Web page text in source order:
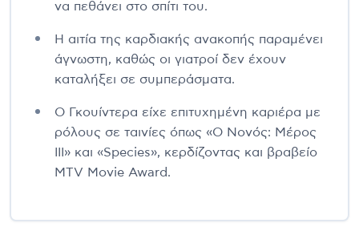
να πεθάνει στο σπίτι του.
Η αιτία της καρδιακής ανακοπής παραμένει
άγνωστη, καθώς οι γιατροί δεν έχουν
καταλήξει σε συμπεράσματα.
Ο Γκουίντερα είχε επιτυχημένη καριέρα με
ρόλους σε ταινίες όπως «Ο Νονός: Μέρος
III» και «Species», κερδίζοντας και βραβείο
MTV Movie Award.